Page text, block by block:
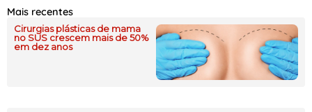
Mais recentes
Cirurgias plásticas de mama
no SUS crescem mais de 50%
em dez anos